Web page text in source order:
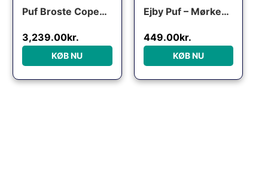
Puf Broste Copenhagen Wind Ø82 x H30 cm grøn velour
3,239.00kr.
KØB NU
Ejby Puf – Mørkegrøn Velour
449.00kr.
KØB NU